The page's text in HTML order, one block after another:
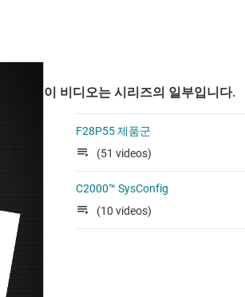
이 비디오는 시리즈의 일부입니다.
F28P55 제품군
(51 videos)
C2000™ SysConfig
(10 videos)